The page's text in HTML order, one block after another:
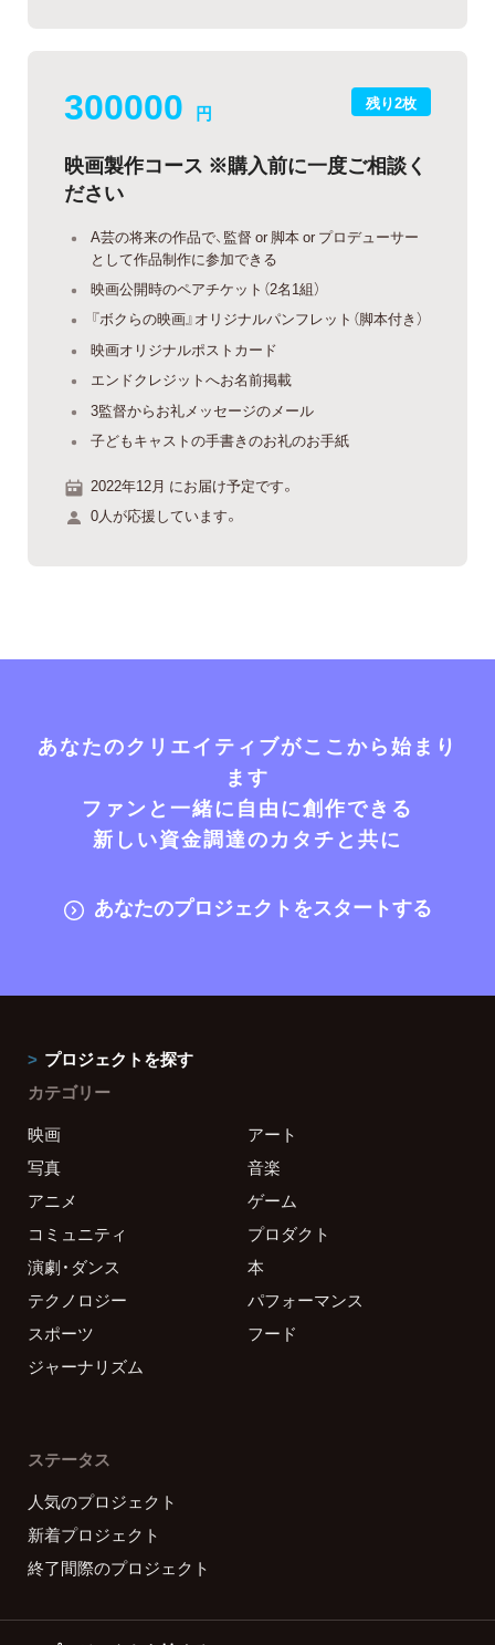
残り2枚
300000 円
映画製作コース ※購入前に一度ご相談く
ださい
A芸の将来の作品で、監督 or 脚本 or プロデューサー
として作品制作に参加できる
映画公開時のペアチケット（2名1組）
『ボクらの映画』オリジナルパンフレット（脚本付き）
映画オリジナルポストカード
エンドクレジットへお名前掲載
3監督からお礼メッセージのメール
子どもキャストの手書きのお礼のお手紙
2022年12月 にお届け予定です。
0人が応援しています。
あなたのクリエイティブがここから始まり
ます
ファンと一緒に自由に創作できる
新しい資金調達のカタチと共に
あなたのプロジェクトをスタートする
プロジェクトを探す
カテゴリー
映画
アート
写真
音楽
アニメ
ゲーム
コミュニティ
プロダクト
演劇・ダンス
本
テクノロジー
パフォーマンス
スポーツ
フード
ジャーナリズム
ステータス
人気のプロジェクト
新着プロジェクト
終了間際のプロジェクト